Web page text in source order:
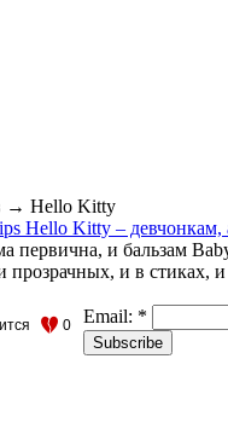
→ Hello Kitty
Hello Kitty – девчонкам,
первична, и бальзам
прозрачных, и в
0 Email: *